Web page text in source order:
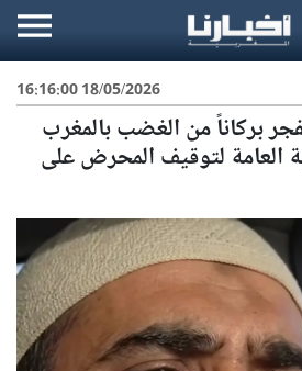
18/05/2026 16:16:00
بركاناً من الغضب بالمغرب
العامة لتوقيف المحرض على